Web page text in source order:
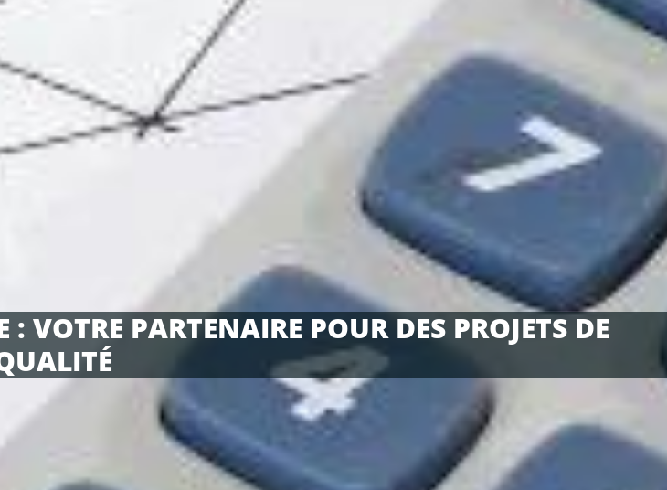
PARTENAIRE POUR DES PROJETS DE